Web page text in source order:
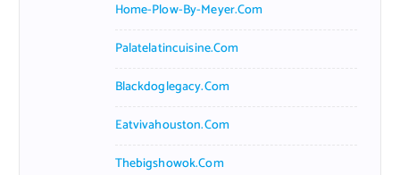
Home-Plow-By-Meyer.com
Palatelatincuisine.com
Blackdoglegacy.com
Eatvivahouston.com
Thebigshowok.com